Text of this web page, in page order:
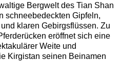
Bergwelt des Tian Shan
schneebedeckten Gipfeln,
klaren Gebirgsflüssen. Zu
eröffnet sich eine
Weite und
Kirgistan seinen Beinamen